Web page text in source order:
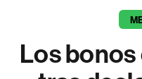
Los bonos